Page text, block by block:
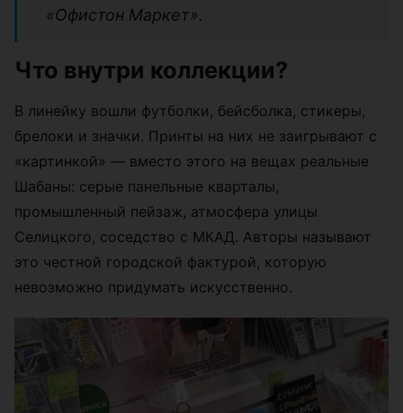
«Офистон Маркет».
Что внутри коллекции?
В линейку вошли футболки, бейсболка, стикеры,
брелоки и значки. Принты на них не заигрывают с
«картинкой» — вместо этого на вещах реальные
Шабаны: серые панельные кварталы,
промышленный пейзаж, атмосфера улицы
Селицкого, соседство с МКАД. Авторы называют
это честной городской фактурой, которую
невозможно придумать искусственно.